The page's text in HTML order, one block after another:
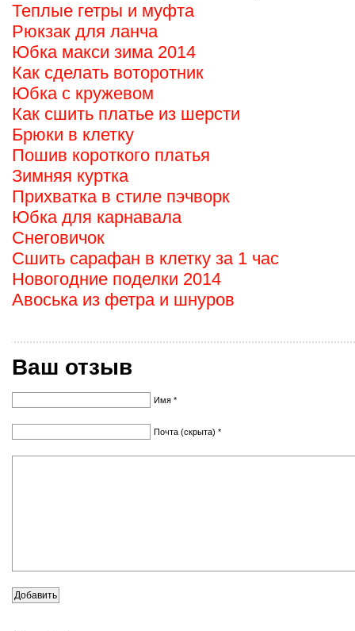
Теплые гетры и муфта
Рюкзак для ланча
Юбка макси зима 2014
Как сделать воторотник
Юбка с кружевом
Как сшить платье из шерсти
Брюки в клетку
Пошив короткого платья
Зимняя куртка
Прихватка в стиле пэчворк
Юбка для карнавала
Снеговичок
Сшить сарафан в клетку за 1 час
Новогодние поделки 2014
Авоська из фетра и шнуров
Ваш отзыв
Имя *
Почта (скрыта) *